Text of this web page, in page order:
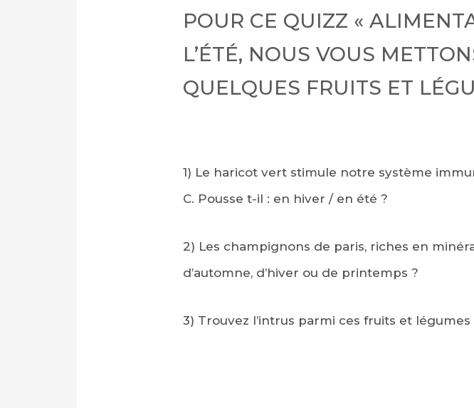
POUR CE QUIZZ «
L’ÉTÉ, NOUS VOUS
QUELQUES FRUITS ET
1) Le haricot vert stimule notre système
C. Pousse t-il : en hiver / en été ?
2) Les champignons de paris, riches en
d’automne, d’hiver ou de printemps ?
3) Trouvez l’intrus parmi ces fruits et